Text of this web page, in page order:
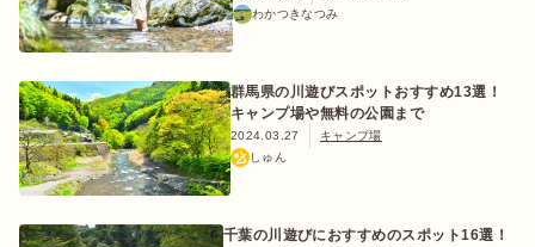
わかつきなつみ
群馬県の川遊びスポットおすすめ13選！
キャンプ場や無料の公園まで
2024.03.27
キャンプ場
しゅん
千葉の川遊びにおすすめのスポット16選！
ログイン/会員登録